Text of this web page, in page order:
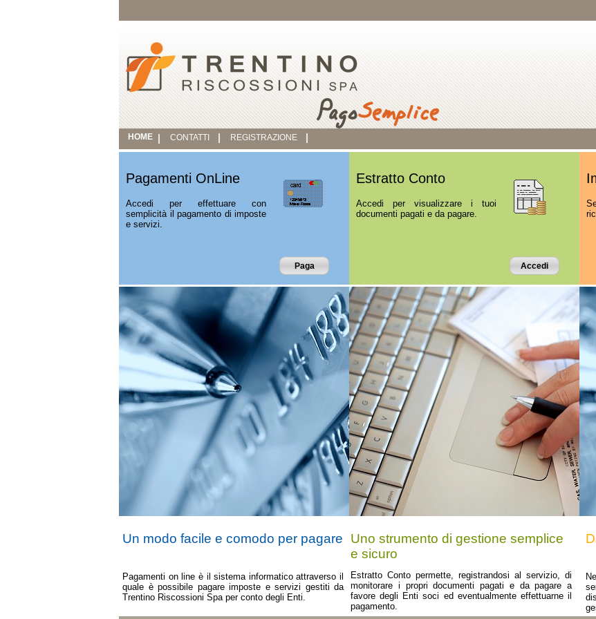
HOME CONTATTI REGISTRAZIONE
Pagamenti OnLine
Accedi per effettuare con
semplicità il pagamento di imposte
e servizi.
Paga
Estratto Conto
Accedi per visualizzare i tuoi
documenti pagati e da pagare.
Accedi
Un modo facile e comodo per pagare
Pagamenti on line è il sistema informatico attraverso il
quale è possibile pagare imposte e servizi gestiti da
Trentino Riscossioni Spa per conto degli Enti.
Uno strumento di gestione semplice
e sicuro
Estratto Conto permette, registrandosi al servizio, di
monitorare i propri documenti pagati e da pagare a
favore degli Enti soci ed eventualmente effettuarne il
pagamento.